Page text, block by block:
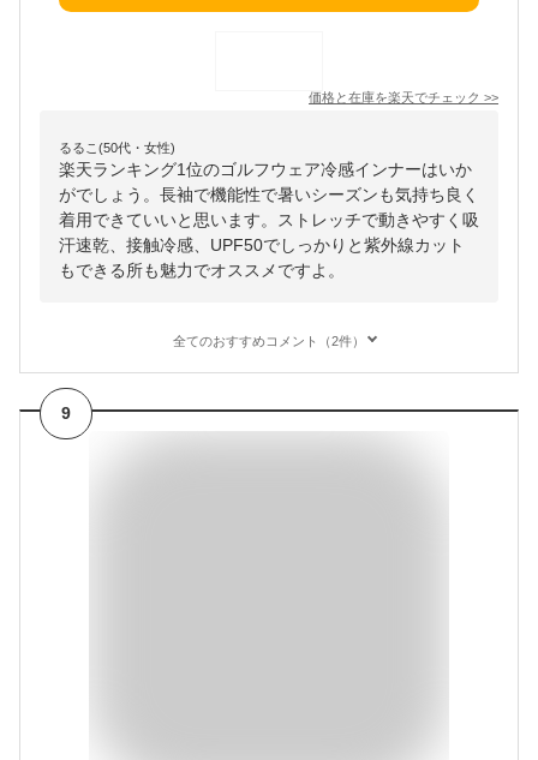
価格と在庫を楽天でチェック >>
るるこ(50代・女性)
楽天ランキング1位のゴルフウェア冷感インナーはいか
がでしょう。長袖で機能性で暑いシーズンも気持ち良く
着用できていいと思います。ストレッチで動きやすく吸
汗速乾、接触冷感、UPF50でしっかりと紫外線カット
もできる所も魅力でオススメですよ。
全てのおすすめコメント（2件）
9